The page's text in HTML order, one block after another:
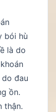
bói hù
là do
đau
ồn.
thận.